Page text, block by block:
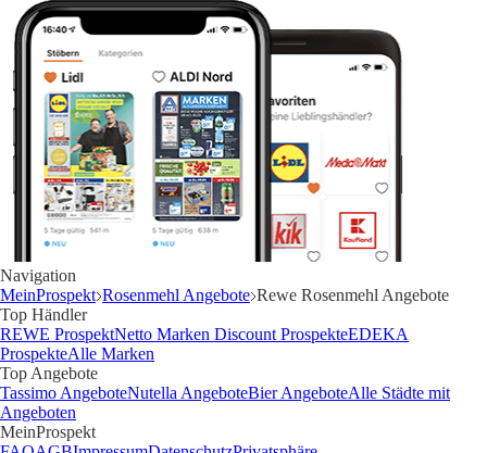
Navigation
MeinProspekt Rosenmehl Angebote Rewe Rosenmehl Angebote
Top Händler
REWE ProspektNetto Marken Discount ProspekteEDEKA
ProspekteAlle Marken
Top Angebote
Tassimo AngeboteNutella AngeboteBier AngeboteAlle Städte mit
Angeboten
MeinProspekt